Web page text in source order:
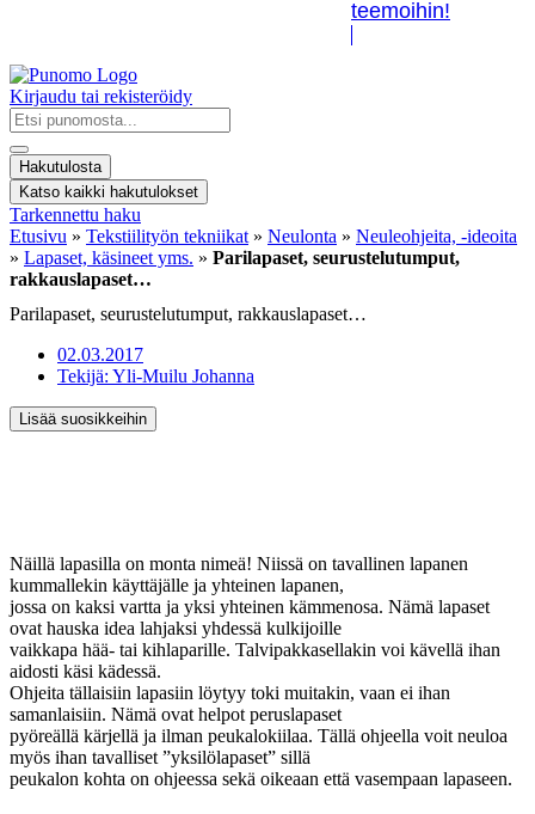
teemoihin!
Kirjaudu tai rekisteröidy
Search
...
Hakutulosta
Katso kaikki hakutulokset
Tarkennettu haku
Etusivu » Tekstiilityön tekniikat » Neulonta » Neuleohjeita, -ideoita
» Lapaset, käsineet yms. » Parilapaset, seurustelutumput,
rakkauslapaset…
Parilapaset, seurustelutumput, rakkauslapaset…
02.03.2017
Tekijä: Yli-Muilu Johanna
Lisää suosikkeihin
Näillä lapasilla on monta nimeä! Niissä on tavallinen lapanen
kummallekin käyttäjälle ja yhteinen lapanen,
jossa on kaksi vartta ja yksi yhteinen kämmenosa. Nämä lapaset
ovat hauska idea lahjaksi yhdessä kulkijoille
vaikkapa hää- tai kihlaparille. Talvipakkasellakin voi kävellä ihan
aidosti käsi kädessä.
Ohjeita tällaisiin lapasiin löytyy toki muitakin, vaan ei ihan
samanlaisiin. Nämä ovat helpot peruslapaset
pyöreällä kärjellä ja ilman peukalokiilaa. Tällä ohjeella voit neuloa
myös ihan tavalliset ”yksilölapaset” sillä
peukalon kohta on ohjeessa sekä oikeaan että vasempaan lapaseen.